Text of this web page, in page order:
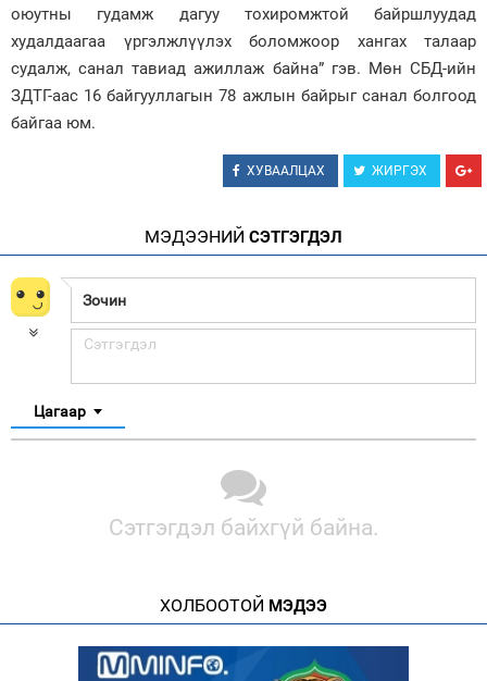
оюутны гудамж дагуу тохиромжтой байршлуудад
худалдаагаа үргэлжлүүлэх боломжоор хангах талаар
судалж, санал тавиад ажиллаж байна” гэв. Мөн СБД-ийн
ЗДТГ-аас 16 байгууллагын 78 ажлын байрыг санал болгоод
байгаа юм.
ХУВААЛЦАХ ЖИРГЭХ
МЭДЭЭНИЙ СЭТГЭГДЭЛ
Цагаар
Сэтгэгдэл байхгүй байна.
ХОЛБООТОЙ МЭДЭЭ